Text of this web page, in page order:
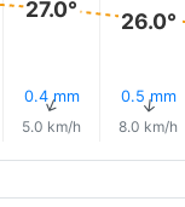
27.0°
0.4 mm
↑
5.0 km/h
26.0°
0.5 mm
↑
8.0 km/h